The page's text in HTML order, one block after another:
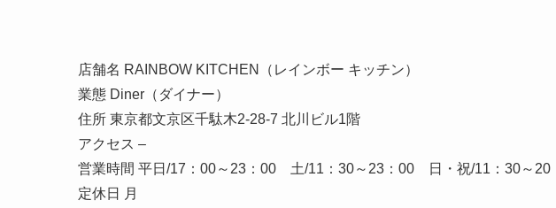
店舗名 RAINBOW KITCHEN（レインボー キッチン）
業態 Diner（ダイナー）
住所 東京都文京区千駄木2-28-7 北川ビル1階
アクセス –
営業時間 平日/17：00～23：00 土/11：30～23：00 日・祝/11：30～20
定休日 月